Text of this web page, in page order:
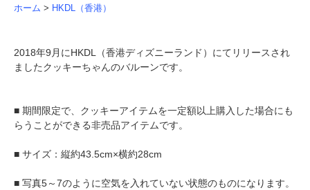
ホーム > HKDL（香港）
2018年9月にHKDL（香港ディズニーランド）にてリリースされ
ましたクッキーちゃんのバルーンです。
■ 期間限定で、クッキーアイテムを一定額以上購入した場合にも
らうことができる非売品アイテムです。
■ サイズ：縦約43.5cm×横約28cm
■ 写真5～7のように空気を入れていない状態のものになります。